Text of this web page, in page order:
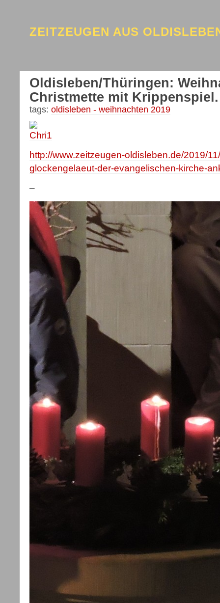
ZEITZEUGEN AUS
Oldisleben/Thüringen:
Christmette mit Krippenspiel.
tags: oldisleben - weihnachten 2019
http://www.zeitzeugen-oldisleben.de/2019/
glockengelaeut-der-evangelischen-kirche-
–